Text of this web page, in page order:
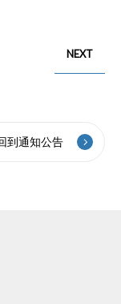
NEXT
到通知公告